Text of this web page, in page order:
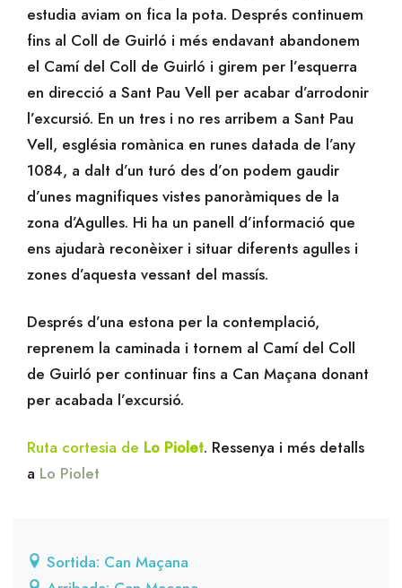
estudia aviam on fica la pota. Després continuem
fins al Coll de Guirló i més endavant abandonem
el Camí del Coll de Guirló i girem per l’esquerra
en direcció a Sant Pau Vell per acabar d’arrodonir
l’excursió. En un tres i no res arribem a Sant Pau
Vell, església romànica en runes datada de l’any
1084, a dalt d’un turó des d’on podem gaudir
d’unes magnifiques vistes panoràmiques de la
zona d’Agulles. Hi ha un panell d’informació que
ens ajudarà reconèixer i situar diferents agulles i
zones d’aquesta vessant del massís.
Després d’una estona per la contemplació,
reprenem la caminada i tornem al Camí del Coll
de Guirló per continuar fins a Can Maçana donant
per acabada l’excursió.
Ruta cortesia de Lo Piolet. Ressenya i més detalls
a Lo Piolet
Sortida: Can Maçana